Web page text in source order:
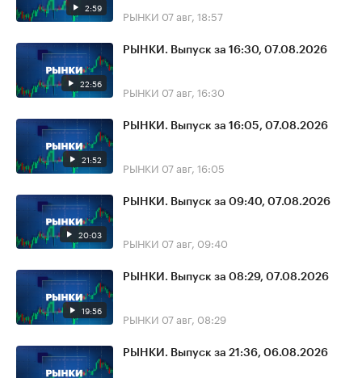
2:59 РЫНКИ 07 авг, 18:57
22:56
РЫНКИ. Выпуск за 16:30, 07.08.2026
РЫНКИ 07 авг, 16:30
21:52
РЫНКИ. Выпуск за 16:05, 07.08.2026
РЫНКИ 07 авг, 16:05
20:03
РЫНКИ. Выпуск за 09:40, 07.08.2026
РЫНКИ 07 авг, 09:40
19:56
РЫНКИ. Выпуск за 08:29, 07.08.2026
РЫНКИ 07 авг, 08:29
РЫНКИ. Выпуск за 21:36, 06.08.2026